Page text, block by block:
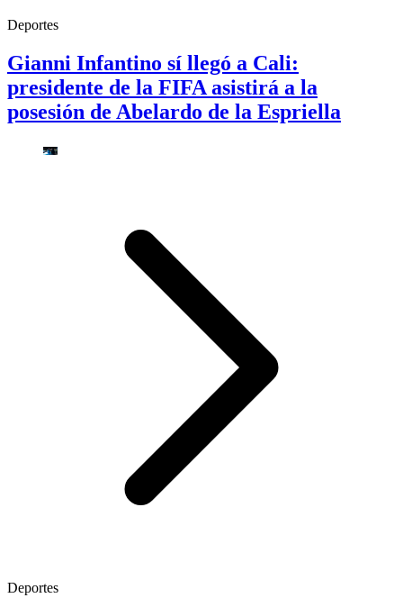
Deportes
Gianni Infantino sí llegó a Cali:
presidente de la FIFA asistirá a la
posesión de Abelardo de la Espriella
Deportes